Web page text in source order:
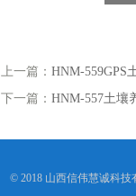
上一篇： HNM-559GPS
下一篇： HNM-557土壤
© 2018 山西信伟慧诚科技